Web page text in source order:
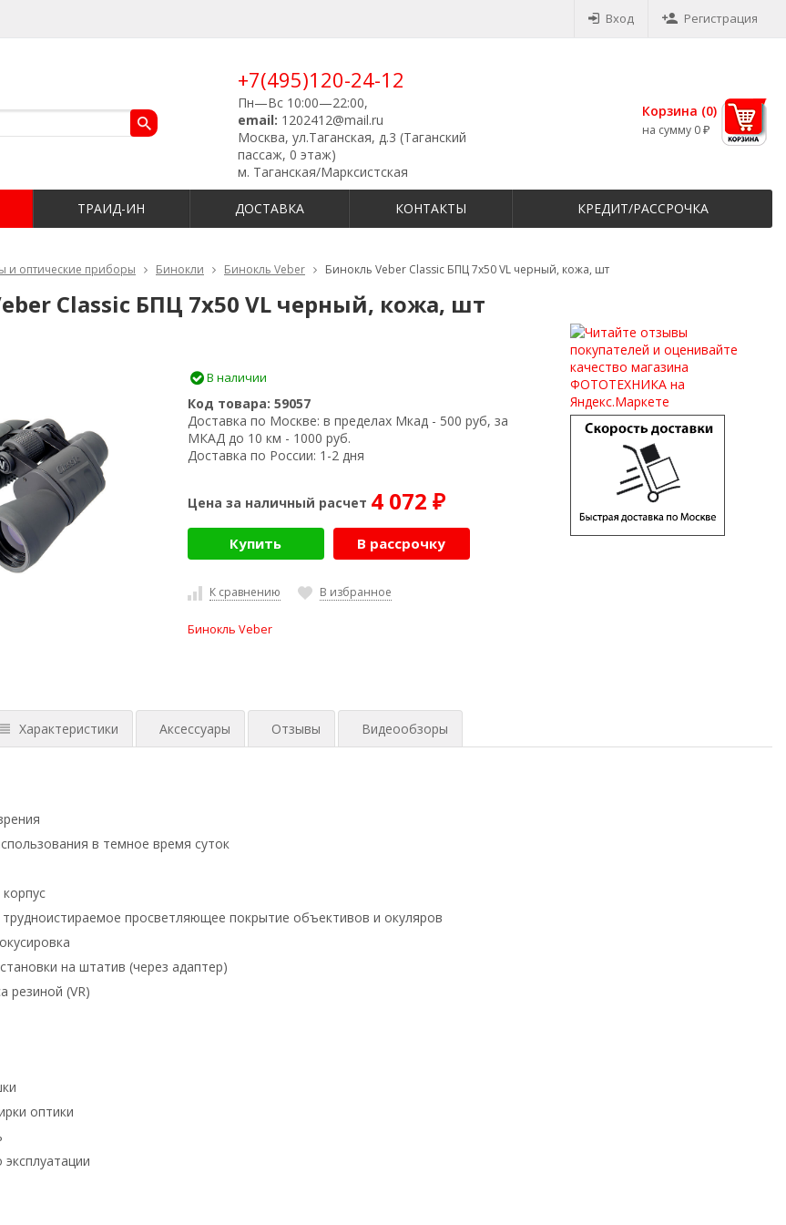
Вход Регистрация
+7(495)120-24-12
Пн—Вс 10:00—22:00,
email: 1202412@mail.ru
Москва, ул.Таганская, д.3 (Таганский
пассаж, 0 этаж)
м. Таганская/Марксистская
Корзина (0)
на сумму 0 ₽
ТРАИД-ИН ДОСТАВКА КОНТАКТЫ КРЕДИТ/РАССРОЧКА
и оптические приборы Бинокли Бинокль Veber Бинокль Veber Classic БПЦ 7x50 VL черный, кожа, шт
Classic БПЦ 7x50 VL черный, кожа, шт
В наличии
Код товара: 59057
Доставка по Москве: в пределах Мкад - 500 руб, за
МКАД до 10 км - 1000 руб.
Доставка по России: 1-2 дня
Цена за наличный расчет 4 072 ₽
Купить В рассрочку
К сравнению В избранное
Бинокль Veber
Характеристики Аксессуары Отзывы Видеообзоры
в темное время суток
просветляющее покрытие объективов и окуляров
на штатив (через адаптер)
резиной (VR)
оптики